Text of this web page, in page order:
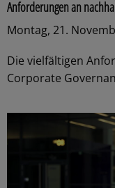
Anforderungen an
Montag, 21.
Die vielfältigen
Corporate